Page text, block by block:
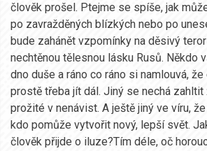
člověk prošel. Ptejme se spíše, jak
po zavražděných blízkých nebo po
bude zahánět vzpomínky na děsivý
nechtěnou tělesnou lásku Rusů. Někdo
dno duše a ráno co ráno si namlouvá,
prostě třeba jít dál. Jiný se nechá
prožité v nenávist. A ještě jiný ve víru,
kdo pomůže vytvořit nový, lepší svět.
člověk přijde o iluze?Tím déle, oč